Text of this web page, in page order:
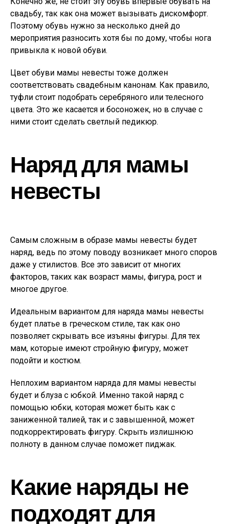
свадьбу, так как она может вызывать дискомфорт.
Поэтому обувь нужно за несколько дней до
мероприятия разносить хотя бы по дому, чтобы нога
привыкла к новой обуви.
Цвет обуви мамы невесты тоже должен
соответствовать свадебным канонам. Как правило,
туфли стоит подобрать серебряного или телесного
цвета. Это же касается и босоножек, но в случае с
ними стоит сделать светлый педикюр.
Наряд для мамы
невесты
Самым сложным в образе мамы невесты будет
наряд, ведь по этому поводу возникает много споров
даже у стилистов. Все это зависит от многих
факторов, таких как возраст мамы, фигура, рост и
многое другое.
Идеальным вариантом для наряда мамы невесты
будет платье в греческом стиле, так как оно
позволяет скрывать все изъяны фигуры. Для тех
мам, которые имеют стройную фигуру, может
подойти и костюм.
Неплохим вариантом наряда для мамы невесты
будет и блуза с юбкой. Именно такой наряд с
помощью юбки, которая может быть как с
заниженной талией, так и с завышенной, может
подкорректировать фигуру. Скрыть излишнюю
полноту в данном случае поможет пиджак.
Какие наряды не
подходят для